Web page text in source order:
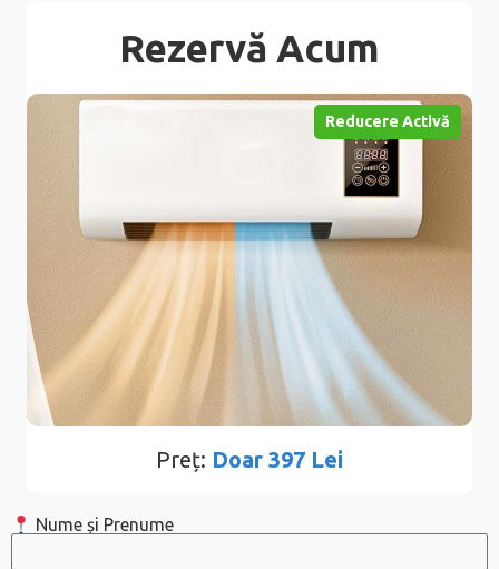
Rezervă Acum
Reducere Activă
Preț: Doar 397 Lei
Nume și Prenume